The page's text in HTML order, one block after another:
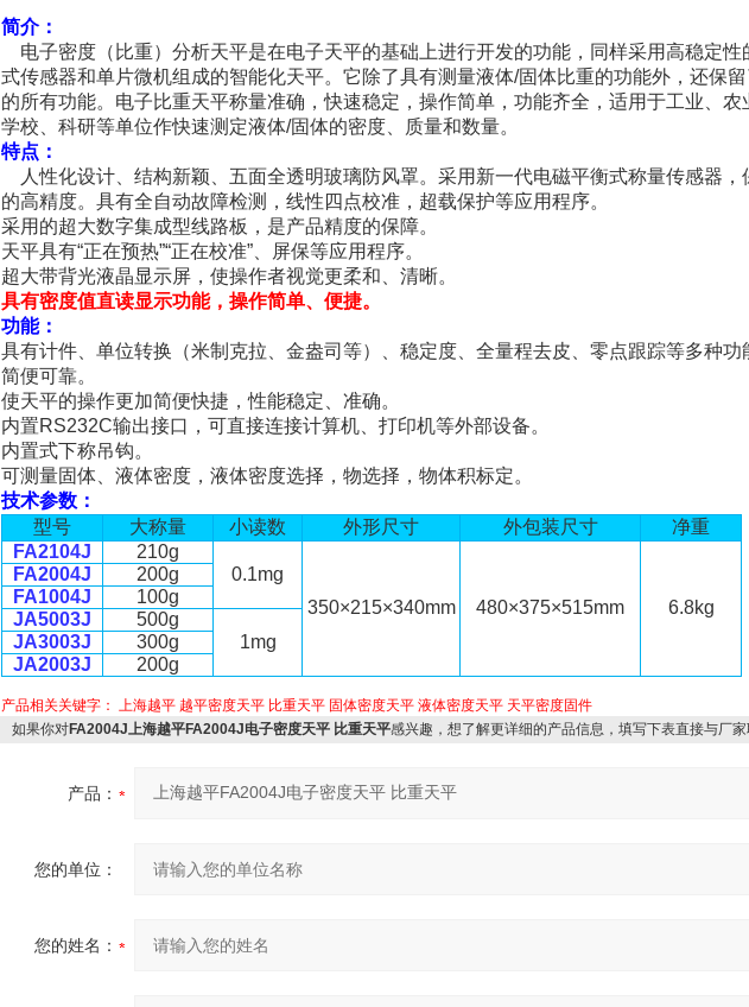
简介：
电子密度（比重）分析天平是在电子天平的基础上进行开发的功能，同样采用高稳定性
式传感器和单片微机组成的智能化天平。它除了具有测量液体/固体比重的功能外，还保
的所有功能。电子比重天平称量准确，快速稳定，操作简单，功能齐全，适用于工业、农
学校、科研等单位作快速测定液体/固体的密度、质量和数量。
特点：
人性化设计、结构新颖、五面全透明玻璃防风罩。采用新一代电磁平衡式称量传感器，
的高精度。具有全自动故障检测，线性四点校准，超载保护等应用程序。
采用的超大数字集成型线路板，是产品精度的保障。
天平具有“正在预热”“正在校准” 、屏保等应用程序。
超大带背光液晶显示屏，使操作者视觉更柔和、清晰。
具有密度值直读显示功能，操作简单、便捷。
功能：
具有计件、单位转换（米制克拉、金盎司等）、稳定度、全量程去皮、零点跟踪等多种功
简便可靠。
使天平的操作更加简便快捷，性能稳定、准确。
内置RS232C输出接口，可直接连接计算机、打印机等外部设备。
内置式下称吊钩。
可测量固体、液体密度，液体密度选择，物选择，物体积标定。
技术参数：
型号 大称量 小读数 外形尺寸 外包装尺寸 净重
FA2104J
210g
0.1mg
350×215×340mm
480×375×515mm 6.8kg
FA2004J
200g
FA1004J
100g
JA5003J
500g
1mg
JA3003J
300g
JA2003J
200g
产品相关关键字： 上海越平 越平密度天平 比重天平 固体密度天平 液体密度天平 天平密度固件
如果你对FA2004J上海越平FA2004J电子密度天平 比重天平感兴趣，想了解更详细的产品信息，填写下表直接与厂家
产品：
您的单位：
您的姓名：